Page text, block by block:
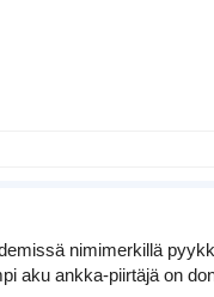
nimimerkillä
aku ankka-piirtäjä on